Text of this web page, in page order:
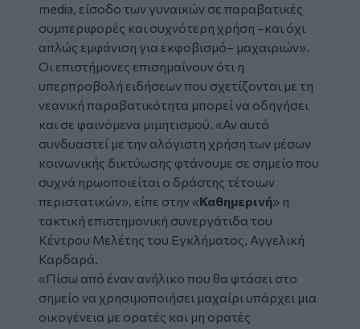
media, είσοδο των γυναικών σε παραβατικές
συμπεριφορές και συχνότερη χρήση –και όχι
απλώς εμφάνιση για εκφοβισμό– μαχαιριών».
Οι επιστήμονες επισημαίνουν ότι η
υπερπροβολή ειδήσεων που σχετίζονται με τη
νεανική παραβατικότητα μπορεί να οδηγήσει
και σε φαινόμενα μιμητισμού. «Αν αυτό
συνδυαστεί με την αλόγιστη χρήση των μέσων
κοινωνικής δικτύωσης φτάνουμε σε σημείο που
συχνά ηρωοποιείται ο δράστης τέτοιων
περιστατικών», είπε στην «Καθημερινή» η
τακτική επιστημονική συνεργάτιδα του
Κέντρου Μελέτης του Εγκλήματος, Αγγελική
Καρδαρά.
«Πίσω από έναν ανήλικο που θα φτάσει στο
σημείο να χρησιμοποιήσει μαχαίρι υπάρχει μια
οικογένεια με ορατές και μη ορατές